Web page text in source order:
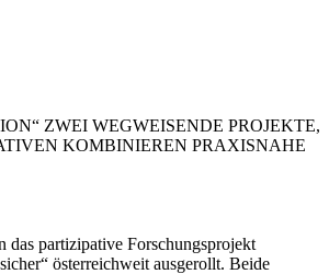
ZWEI WEGWEISENDE PROJEKTE,
KOMBINIEREN PRAXISNAHE
das partizipative Forschungsprojekt
österreichweit ausgerollt. Beide